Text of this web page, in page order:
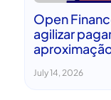
Open
agilizar
July 14, 2026